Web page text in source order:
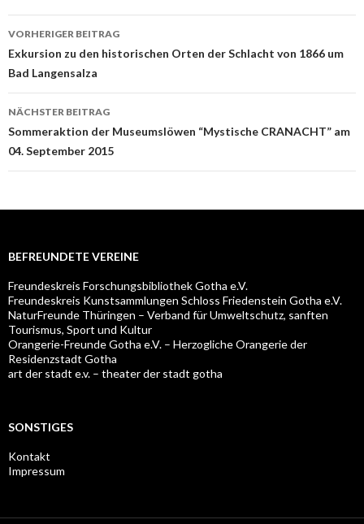
Beitrags-
Navigation
VORHERIGER BEITRAG
Exkursion zu den historischen Orten der Schlacht von 1866 um
Bad Langensalza
NÄCHSTER BEITRAG
Sommeraktion der Museumslöwen “Mystische CRANACHT” am
04. September 2015
BEFREUNDETE VEREINE
Freundeskreis Forschungsbibliothek Gotha e.V.
Freundeskreis Kunstsammlungen Schloss Friedenstein Gotha e.V.
NaturFreunde Thüringen – Verband für Umweltschutz, sanften
Tourismus, Sport und Kultur
Orangerie-Freunde Gotha e.V. – Herzogliche Orangerie der
Residenzstadt Gotha
art der stadt e.v. – theater der stadt gotha
SONSTIGES
Kontakt
Impressum